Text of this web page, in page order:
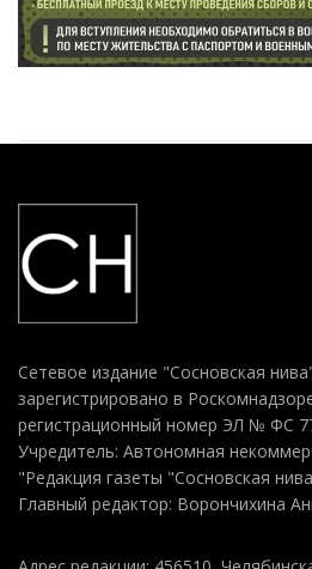
Сетевое издание "Сосновская
зарегистрировано в
регистрационный номер ЭЛ № ФС
Учредитель: Автономная
"Редакция газеты "Сосновская
Главный редактор: Ворончихина